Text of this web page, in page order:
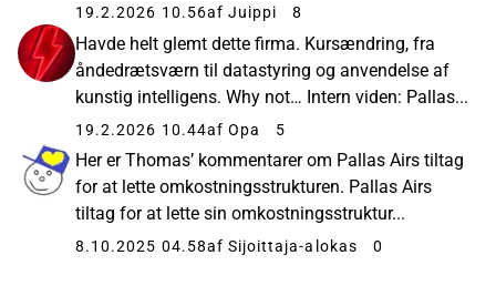
19.2.2026 10.56af Juippi 8
Havde helt glemt dette firma. Kursændring, fra
åndedrætsværn til datastyring og anvendelse af
kunstig intelligens. Why not… Intern viden: Pallas...
19.2.2026 10.44af Opa 5
Her er Thomas’ kommentarer om Pallas Airs tiltag
for at lette omkostningsstrukturen. Pallas Airs
tiltag for at lette sin omkostningsstruktur...
8.10.2025 04.58af Sijoittaja-alokas 0